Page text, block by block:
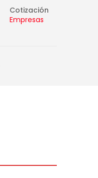
Cotización
Empresas